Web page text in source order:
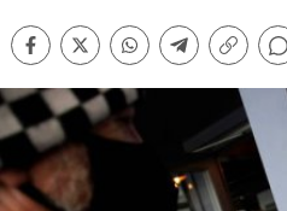
Facebook
TwitterWhatsappTelegram
Copiar
Comentarios